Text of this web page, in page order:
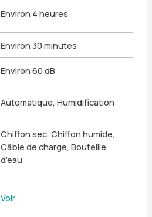
Environ 4 heures
Environ 30 minutes
Environ 60 dB
Automatique, Humidification
Chiffon sec, Chiffon humide,
Câble de charge, Bouteille
d’eau
Voir